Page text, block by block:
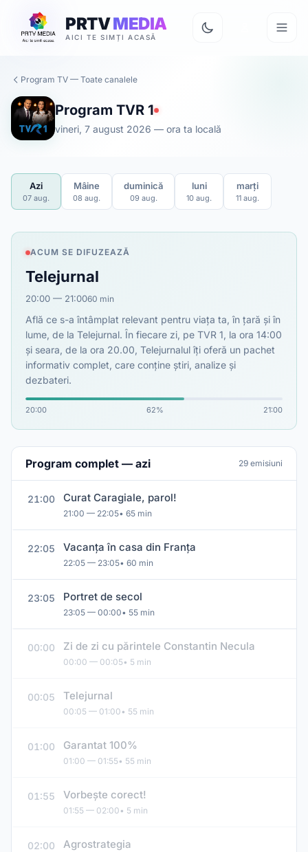
PRTVMEDIA
AICI TE SIMȚI ACASĂ
Program TV — Toate canalele
Program TVR 1
vineri, 7 august 2026 — ora ta locală
Azi
07 aug.
Mâine
08 aug.
duminică
09 aug.
luni
10 aug.
marți
11 aug.
ACUM SE DIFUZEAZĂ
Telejurnal
20:00 — 21:0060 min
Află ce s-a întâmplat relevant pentru viaţa ta, în ţară şi în
lume, de la Telejurnal. În fiecare zi, pe TVR 1, la ora 14:00
şi seara, de la ora 20.00, Telejurnalul îţi oferă un pachet
informativ complet, care conţine ştiri, analize şi
dezbateri.
20:00 62% 21:00
Program complet — azi 29 emisiuni
21:00 Curat Caragiale, parol!
21:00 — 22:05• 65 min
22:05 Vacanţa în casa din Franţa
22:05 — 23:05• 60 min
23:05 Portret de secol
23:05 — 00:00• 55 min
00:00 Zi de zi cu părintele Constantin Necula
00:00 — 00:05• 5 min
00:05 Telejurnal
00:05 — 01:00• 55 min
01:00 Garantat 100%
01:00 — 01:55• 55 min
01:55 Vorbeşte corect!
01:55 — 02:00• 5 min
02:00 Agrostrategia